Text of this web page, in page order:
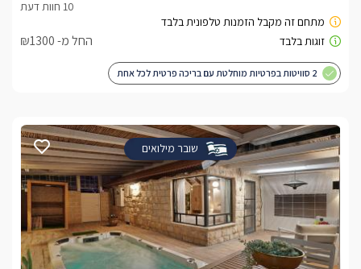
החל מ- ₪1300
2 סוויטות בפרטיות מוחלטת עם בריכה פרטית לכל אחת
שובר מילואים